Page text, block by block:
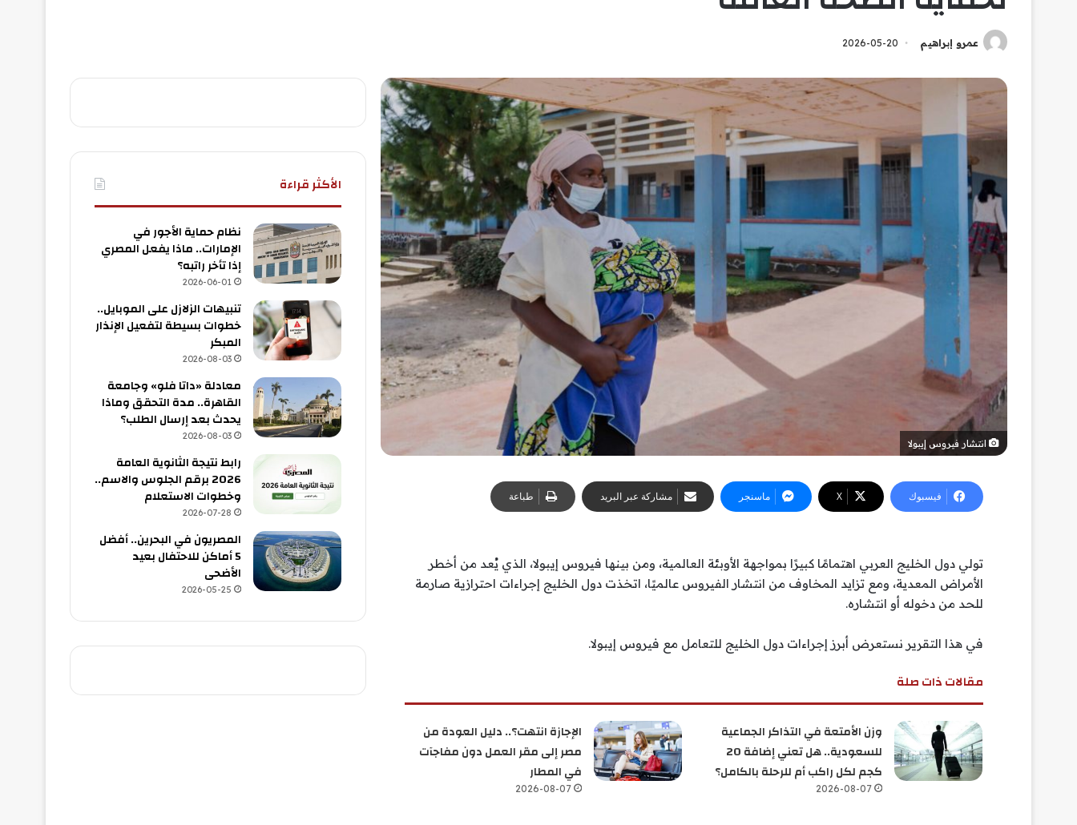
عمرو إبراهيم 2026-05-20
انتشار فيروس إيبولا
فيسبوك ‫X ماسنجر مشاركة عبر البريد طباعة
تولي دول الخليج العربي اهتمامًا كبيرًا بمواجهة الأوبئة العالمية، ومن بينها فيروس إيبولا، الذي يُعد من أخطر
الأمراض المعدية، ومع تزايد المخاوف من انتشار الفيروس عالميًا، اتخذت دول الخليج إجراءات احترازية صارمة
للحد من دخوله أو انتشاره.
في هذا التقرير نستعرض أبرز إجراءات دول الخليج للتعامل مع فيروس إيبولا.
مقالات ذات صلة
وزن الأمتعة في التذاكر الجماعية
للسعودية.. هل تعني إضافة 20
كجم لكل راكب أم للرحلة بالكامل؟
2026-08-07
الإجازة انتهت؟.. دليل العودة من
مصر إلى مقر العمل دون مفاجآت
في المطار
2026-08-07
الأكثر قراءة
نظام حماية الأجور في
الإمارات.. ماذا يفعل المصري
إذا تأخر راتبه؟
2026-06-01
تنبيهات الزلازل على الموبايل..
خطوات بسيطة لتفعيل الإنذار
المبكر
2026-08-03
معادلة «داتا فلو» وجامعة
القاهرة.. مدة التحقق وماذا
يحدث بعد إرسال الطلب؟
2026-08-03
رابط نتيجة الثانوية العامة
2026 برقم الجلوس والاسم..
وخطوات الاستعلام
2026-07-28
المصريون في البحرين.. أفضل
5 أماكن للاحتفال بعيد
الأضحى
2026-05-25